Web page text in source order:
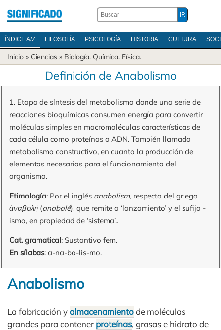
ÍNDICE A/Z FILOSOFÍA PSICOLOGÍA HISTORIA CULTURA
Inicio » Ciencias » Biología. Química. Física.
Definición de Anabolismo
1. Etapa de síntesis del metabolismo donde una serie de
reacciones bioquímicas consumen energía para convertir
moléculas simples en macromoléculas características de
cada célula como proteínas o ADN. También llamado
metabolismo constructivo, en cuanto la producción de
elementos necesarios para el funcionamiento del
organismo.
Etimología: Por el inglés anabolism, respecto del griego
ἀναβολή (anabolḗ), que remite a ‘lanzamiento’ y el sufijo -
ismo, en propiedad de ‘sistema’..
Cat. gramatical: Sustantivo fem.
En sílabas: a-na-bo-lis-mo.
Anabolismo
La fabricación yalmacenamientode moléculas
grandes para contener proteínas, grasas e hidrato de